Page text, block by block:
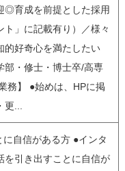
◎育成を前提とした採用
ト」に記載有り）／様々
的好奇心を満たしたい
部・修士・博士卒/高専
務】 ●始めは、HPに掲
...
に自信がある方 ●インタ
を引き出すことに自信が